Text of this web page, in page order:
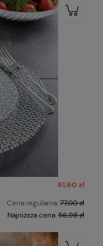
61,60 zł
Cena regularna:77,00 zł
Najniższa cena:56,98 zł